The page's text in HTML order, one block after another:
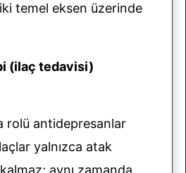
temel eksen üzerinde
(ilaç tedavisi)
rolü antidepresanlar
yalnızca atak
kalmaz; aynı zamanda